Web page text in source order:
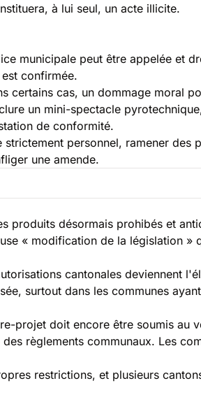
à lui seul, un acte illicite.
municipale peut être appelée et
confirmée.
certains cas, un dommage moral
un mini-spectacle
de conformité.
strictement personnel, ramener
une amende.
désormais prohibés et
« modification de la législation
cantonales deviennent
surtout dans les communes
projet doit encore être soumis
règlements communaux. Les
restrictions, et plusieurs